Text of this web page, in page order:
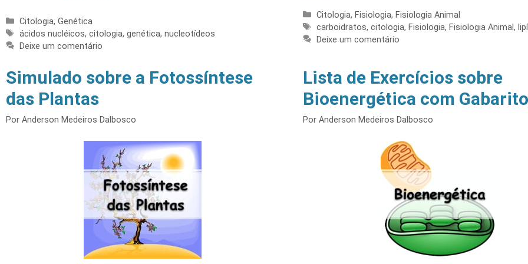
Categorias
Citologia,Genética
Tags
ácidos nucléicos,citologia,genética,nucleotídeos
Deixe um comentário
Categorias
Citologia, Fisiologia, Fisiologia Animal
Tags
carboidratos,citologia, Fisiologia, Fisiologia Animal,
Deixe um comentário
Simulado sobre a Fotossíntese
das Plantas
Por Anderson Medeiros Dalbosco
Lista de Exercícios sobre
Bioenergética com Gabarito
Por Anderson Medeiros Dalbosco